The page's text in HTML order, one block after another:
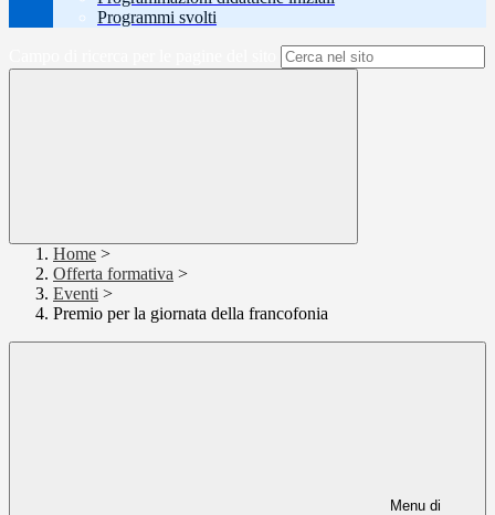
Programmi svolti
Home >
Offerta formativa >
Eventi >
Premio per la giornata della francofonia
Menu di